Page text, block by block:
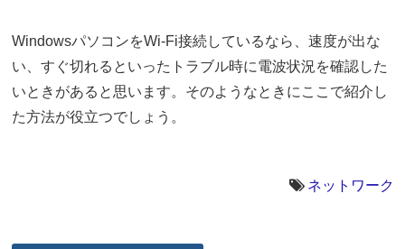
WindowsパソコンをWi-Fi接続しているなら、速度が出な
い、すぐ切れるといったトラブル時に電波状況を確認した
いときがあると思います。そのようなときにここで紹介し
た方法が役立つでしょう。
ネットワーク